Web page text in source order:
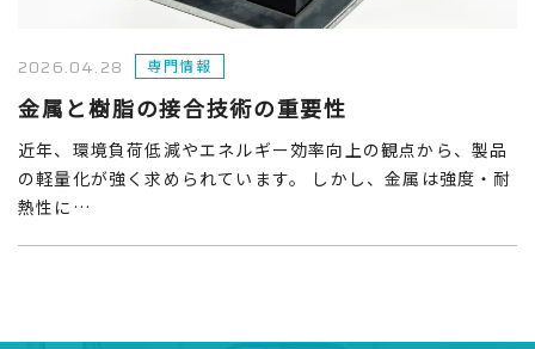
2026.04.28 専門情報
金属と樹脂の接合技術の重要性
近年、環境負荷低減やエネルギー効率向上の観点から、製品
の軽量化が強く求められています。 しかし、金属は強度・耐
熱性に…